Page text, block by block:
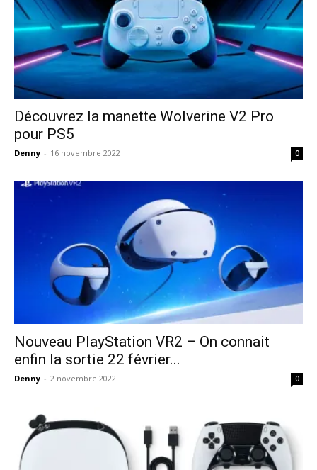
Découvrez la manette Wolverine V2 Pro
pour PS5
Denny - 16 novembre 2022 0
Nouveau PlayStation VR2 – On connait
enfin la sortie 22 février...
Denny - 2 novembre 2022 0